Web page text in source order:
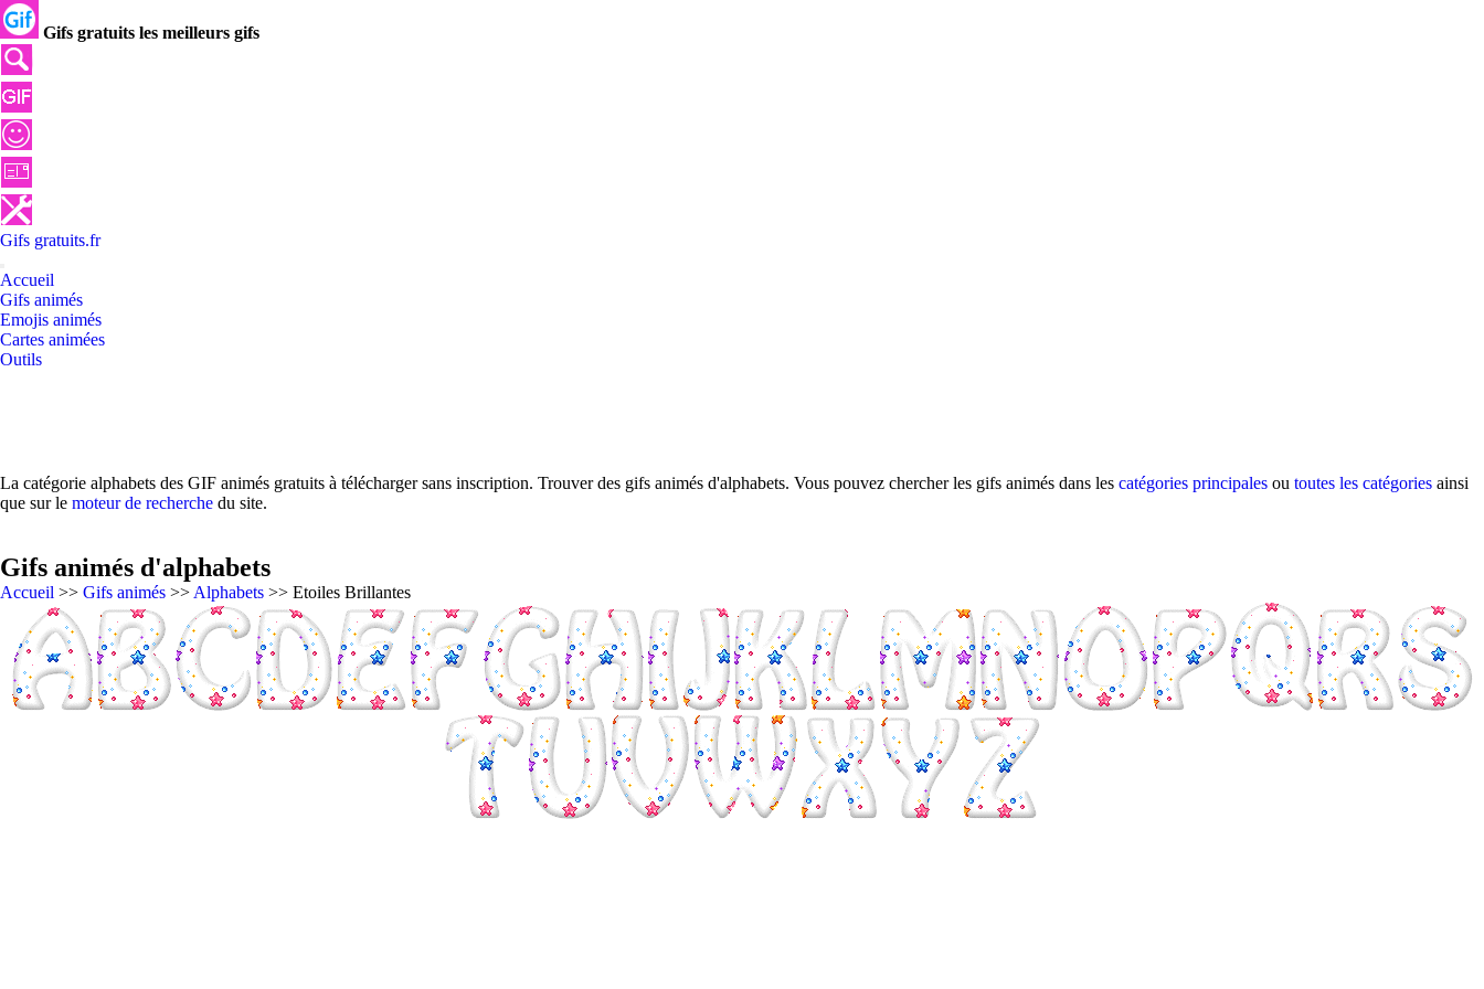
Gifs gratuits les meilleurs gifs
Gifs gratuits.fr
Accueil
Gifs animés
Emojis animés
Cartes animées
Outils
La catégorie alphabets des GIF animés gratuits à télécharger sans inscription. Trouver des gifs animés d'alphabets. Vous pouvez chercher les gifs animés dans les catégories principales ou toutes les catégories ainsi
que sur le moteur de recherche du site.
Gifs animés d'alphabets
Accueil >> Gifs animés >> Alphabets >> Etoiles Brillantes